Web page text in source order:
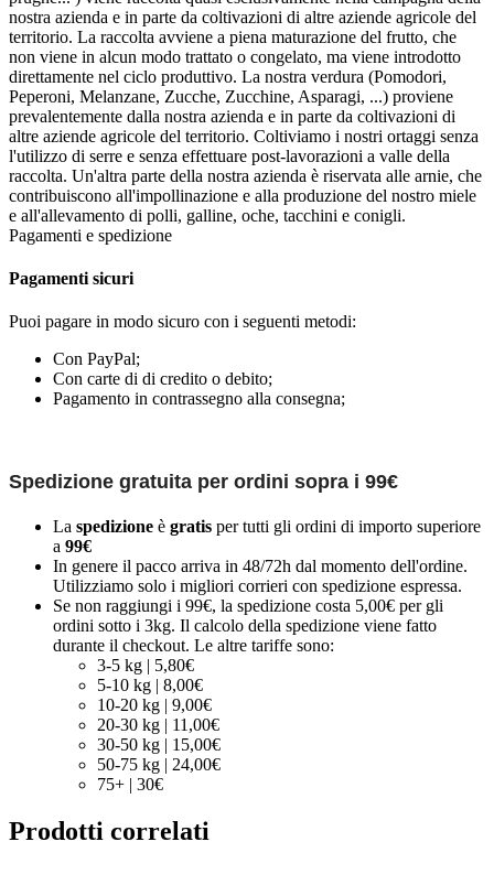
nostra azienda e in parte da coltivazioni di altre aziende agricole del
territorio. La raccolta avviene a piena maturazione del frutto, che
non viene in alcun modo trattato o congelato, ma viene introdotto
direttamente nel ciclo produttivo. La nostra verdura (Pomodori,
Peperoni, Melanzane, Zucche, Zucchine, Asparagi, ...) proviene
prevalentemente dalla nostra azienda e in parte da coltivazioni di
altre aziende agricole del territorio. Coltiviamo i nostri ortaggi senza
l'utilizzo di serre e senza effettuare post-lavorazioni a valle della
raccolta. Un'altra parte della nostra azienda è riservata alle arnie, che
contribuiscono all'impollinazione e alla produzione del nostro miele
e all'allevamento di polli, galline, oche, tacchini e conigli.
Pagamenti e spedizione
Pagamenti sicuri
Puoi pagare in modo sicuro con i seguenti metodi:
Con PayPal;
Con carte di di credito o debito;
Pagamento in contrassegno alla consegna;
Spedizione gratuita per ordini sopra i 99€
La spedizione è gratis per tutti gli ordini di importo superiore
a 99€
In genere il pacco arriva in 48/72h dal momento dell'ordine.
Utilizziamo solo i migliori corrieri con spedizione espressa.
Se non raggiungi i 99€, la spedizione costa 5,00€ per gli
ordini sotto i 3kg. Il calcolo della spedizione viene fatto
durante il checkout. Le altre tariffe sono:
3-5 kg | 5,80€
5-10 kg | 8,00€
10-20 kg | 9,00€
20-30 kg | 11,00€
30-50 kg | 15,00€
50-75 kg | 24,00€
75+ | 30€
Prodotti correlati